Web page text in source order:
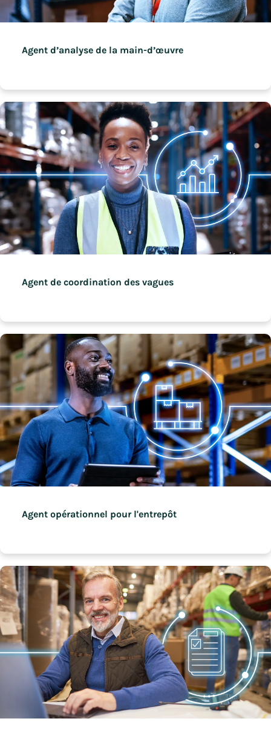
Agent d’analyse de la main-d’œuvre
Agent de coordination des vagues
Agent opérationnel pour l'entrepôt